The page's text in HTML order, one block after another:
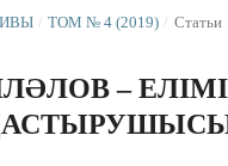
/ ТОМ № 4 (2019) / Статьи
–